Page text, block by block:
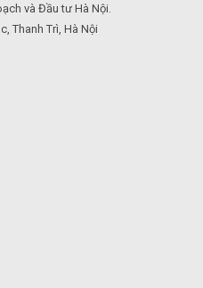
và Đầu tư Hà Nội.
Thanh Trì, Hà Nội